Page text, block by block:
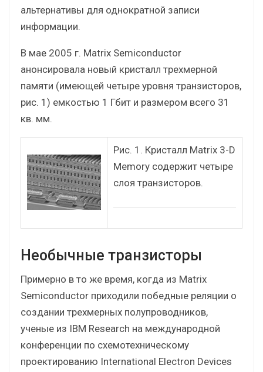
альтернативы для однократной записи
информации.
В мае 2005 г. Matrix Semiconductor
анонсировала новый кристалл трехмерной
памяти (имеющей четыре уровня транзисторов,
рис. 1) емкостью 1 Гбит и размером всего 31
кв. мм.
Рис. 1. Кристалл Matrix 3-D
Memory содержит четыре
слоя транзисторов.
Необычные транзисторы
Примерно в то же время, когда из Matrix
Semiconductor приходили победные реляции о
создании трехмерных полупроводников,
ученые из IBM Research на международной
конференции по схемотехническому
проектированию International Electron Devices